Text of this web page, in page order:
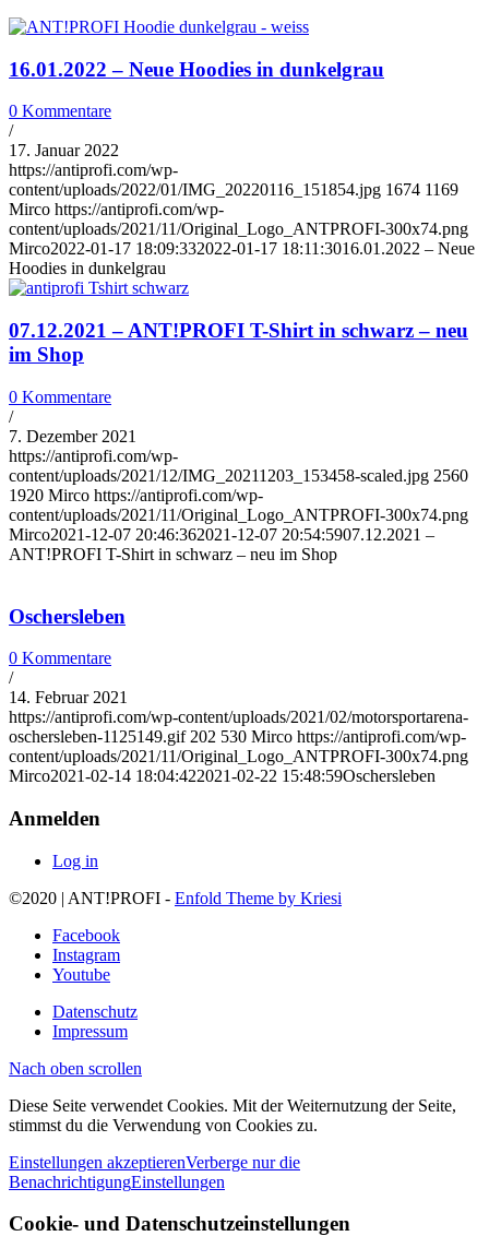
16.01.2022 – Neue Hoodies in dunkelgrau
0 Kommentare
/
17. Januar 2022
https://antiprofi.com/wp-
content/uploads/2022/01/IMG_20220116_151854.jpg 1674 1169
Mirco https://antiprofi.com/wp-
content/uploads/2021/11/Original_Logo_ANTPROFI-300x74.png
Mirco2022-01-17 18:09:332022-01-17 18:11:3016.01.2022 – Neue
Hoodies in dunkelgrau
07.12.2021 – ANT!PROFI T-Shirt in schwarz – neu
im Shop
0 Kommentare
/
7. Dezember 2021
https://antiprofi.com/wp-
content/uploads/2021/12/IMG_20211203_153458-scaled.jpg 2560
1920 Mirco https://antiprofi.com/wp-
content/uploads/2021/11/Original_Logo_ANTPROFI-300x74.png
Mirco2021-12-07 20:46:362021-12-07 20:54:5907.12.2021 –
ANT!PROFI T-Shirt in schwarz – neu im Shop
Oschersleben
0 Kommentare
/
14. Februar 2021
https://antiprofi.com/wp-content/uploads/2021/02/motorsportarena-
oschersleben-1125149.gif 202 530 Mirco https://antiprofi.com/wp-
content/uploads/2021/11/Original_Logo_ANTPROFI-300x74.png
Mirco2021-02-14 18:04:422021-02-22 15:48:59Oschersleben
Anmelden
Log in
©2020 | ANT!PROFI - Enfold Theme by Kriesi
Facebook
Instagram
Youtube
Datenschutz
Impressum
Nach oben scrollen
Diese Seite verwendet Cookies. Mit der Weiternutzung der Seite,
stimmst du die Verwendung von Cookies zu.
Einstellungen akzeptierenVerberge nur die
BenachrichtigungEinstellungen
Cookie- und Datenschutzeinstellungen